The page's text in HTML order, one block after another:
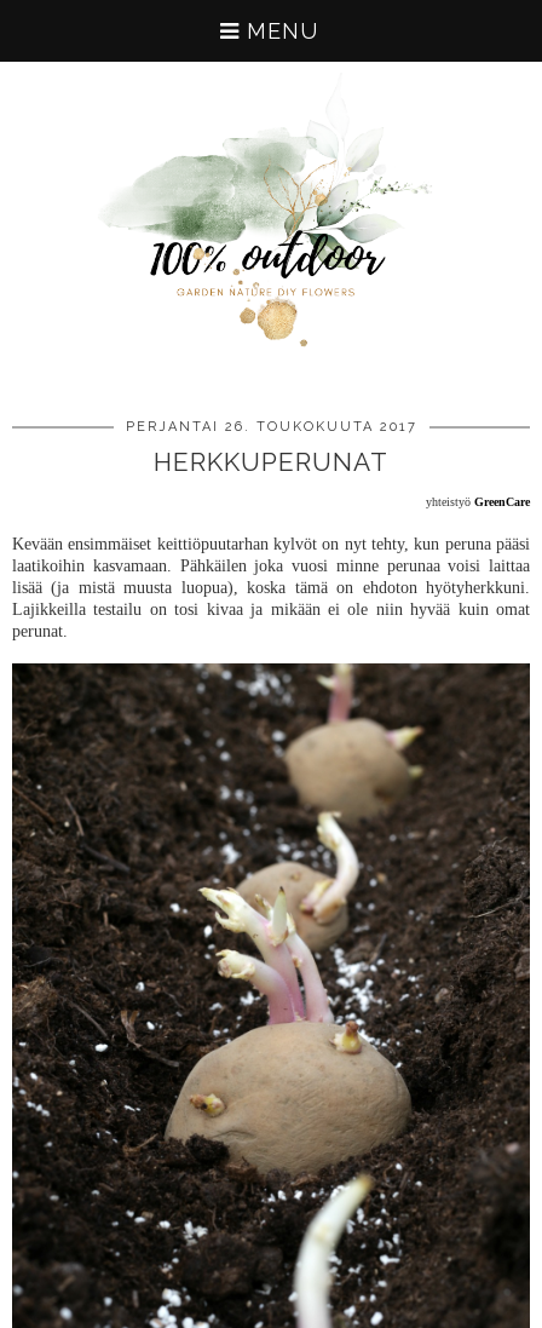
MENU
PERJANTAI 26. TOUKOKUUTA 2017
HERKKUPERUNAT
yhteistyö GreenCare
Kevään ensimmäiset keittiöpuutarhan kylvöt on nyt tehty, kun peruna pääsi
laatikoihin kasvamaan. Pähkäilen joka vuosi minne perunaa voisi laittaa
lisää (ja mistä muusta luopua), koska tämä on ehdoton hyötyherkkuni.
Lajikkeilla testailu on tosi kivaa ja mikään ei ole niin hyvää kuin omat
perunat.